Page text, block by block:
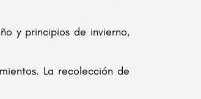
y principios de invierno,
La recolección de